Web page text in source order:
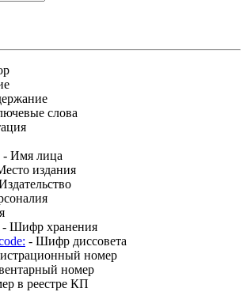
слова
- Имя лица
издания
- Шифр хранения
- Шифр диссовета
номер
номер
в реестре КП